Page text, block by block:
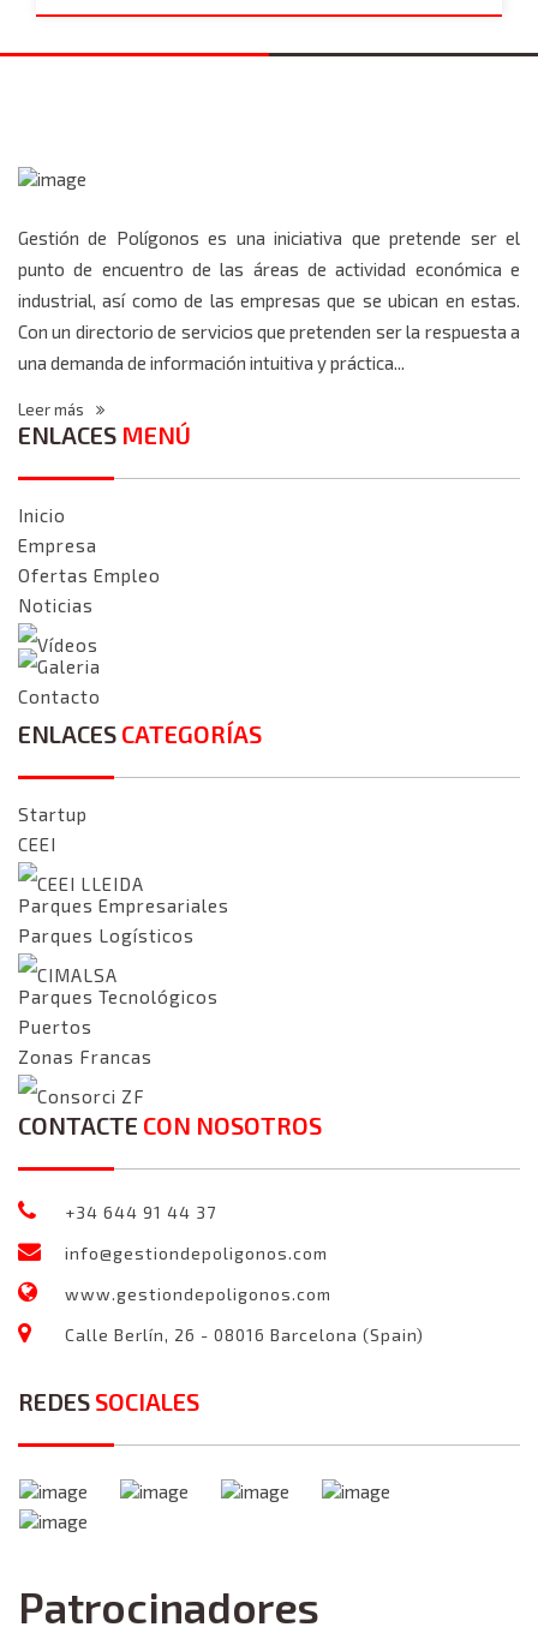
Gestión de Polígonos es una iniciativa que pretende ser el
punto de encuentro de las áreas de actividad económica e
industrial, así como de las empresas que se ubican en estas.
Con un directorio de servicios que pretenden ser la respuesta a
una demanda de información intuitiva y práctica...
Leer más
ENLACES MENÚ
Inicio
Empresa
Ofertas Empleo
Noticias
Vídeos
Galeria
Contacto
ENLACES CATEGORÍAS
Startup
CEEI
CEEI LLEIDA
Parques Empresariales
Parques Logísticos
CIMALSA
Parques Tecnológicos
Puertos
Zonas Francas
Consorci ZF
CONTACTE CON NOSOTROS
+34 644 91 44 37
info@gestiondepoligonos.com
www.gestiondepoligonos.com
Calle Berlín, 26 - 08016 Barcelona (Spain)
REDES SOCIALES
Patrocinadores